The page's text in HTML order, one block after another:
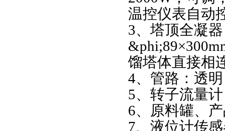
温控仪表自动
3、塔顶全凝
馏塔体直接相
4、管路：透
5、转子流量
6、原料罐、
7、液位计传